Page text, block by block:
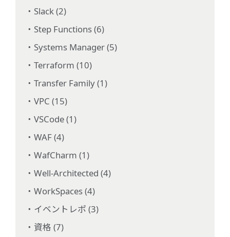
Slack (2)
Step Functions (6)
Systems Manager (5)
Terraform (10)
Transfer Family (1)
VPC (15)
VSCode (1)
WAF (4)
WafCharm (1)
Well-Architected (4)
WorkSpaces (4)
イベントレポ (3)
資格 (7)